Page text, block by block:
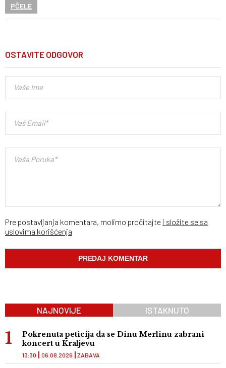
PČELE
OSTAVITE ODGOVOR
Pre postavljanja komentara, molimo pročitajte i složite se sa
uslovima korišćenja
NAJNOVIJE ISTAKNUTO
Pokrenuta peticija da se Dinu Merlinu zabrani
koncert u Kraljevu
ZABAVA
13:30 06.08.2026